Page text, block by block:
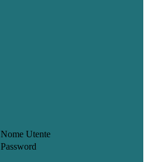
Nome Utente
Password